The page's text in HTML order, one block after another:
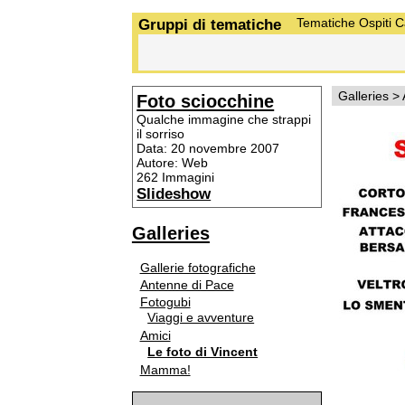
Gruppi di tematiche Tematiche Ospiti
Foto sciocchine
Qualche immagine che strappi
il sorriso
Data: 20 novembre 2007
Autore: Web
262 Immagini
Slideshow
Galleries
Gallerie fotografiche
Antenne di Pace
Fotogubi
Viaggi e avventure
Amici
Le foto di Vincent
Mamma!
Galleries >